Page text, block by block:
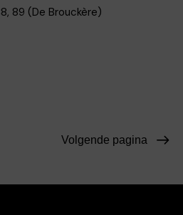
89 (De Brouckère)
Volgende pagina